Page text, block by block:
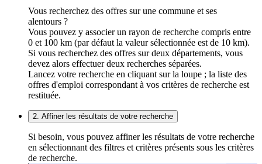
Vous recherchez des offres sur une commune et ses
alentours ?
Vous pouvez y associer un rayon de recherche compris entre
0 et 100 km (par défaut la valeur sélectionnée est de 10 km).
Si vous recherchez des offres sur deux départements, vous
devez alors effectuer deux recherches séparées.
Lancez votre recherche en cliquant sur la loupe ; la liste des
offres d'emploi correspondant à vos critères de recherche est
restituée.
2. Affiner les résultats de votre recherche
Si besoin, vous pouvez affiner les résultats de votre recherche
en sélectionnant des filtres et critères présents sous les critères
de recherche.